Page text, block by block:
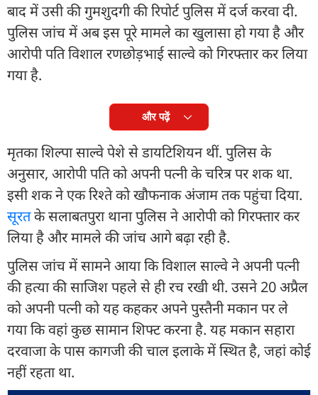
बाद में उसी की गुमशुदगी की रिपोर्ट पुलिस में दर्ज करवा दी.
पुलिस जांच में अब इस पूरे मामले का खुलासा हो गया है और
आरोपी पति विशाल रणछोड़भाई साल्वे को गिरफ्तार कर लिया
गया है.
और पढ़ें
मृतका शिल्पा साल्वे पेशे से डायटिशियन थीं. पुलिस के
अनुसार, आरोपी पति को अपनी पत्नी के चरित्र पर शक था.
इसी शक ने एक रिश्ते को खौफनाक अंजाम तक पहुंचा दिया.
सूरतके सलाबतपुरा थाना पुलिस ने आरोपी को गिरफ्तार कर
लिया है और मामले की जांच आगे बढ़ा रही है.
पुलिस जांच में सामने आया कि विशाल साल्वे ने अपनी पत्नी
की हत्या की साजिश पहले से ही रच रखी थी. उसने 20 अप्रैल
को अपनी पत्नी को यह कहकर अपने पुस्तैनी मकान पर ले
गया कि वहां कुछ सामान शिफ्ट करना है. यह मकान सहारा
दरवाजा के पास कागजी की चाल इलाके में स्थित है, जहां कोई
नहीं रहता था.